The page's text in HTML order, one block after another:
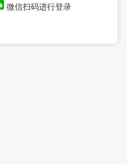
微信扫码进行登录